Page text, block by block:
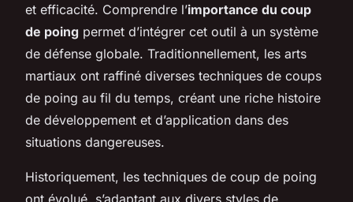
et efficacité. Comprendre l’importance du coup
de poing permet d’intégrer cet outil à un système
de défense globale. Traditionnellement, les arts
martiaux ont raffiné diverses techniques de coups
de poing au fil du temps, créant une riche histoire
de développement et d’application dans des
situations dangereuses.
Historiquement, les techniques de coup de poing
ont évolué, s’adaptant aux divers styles de